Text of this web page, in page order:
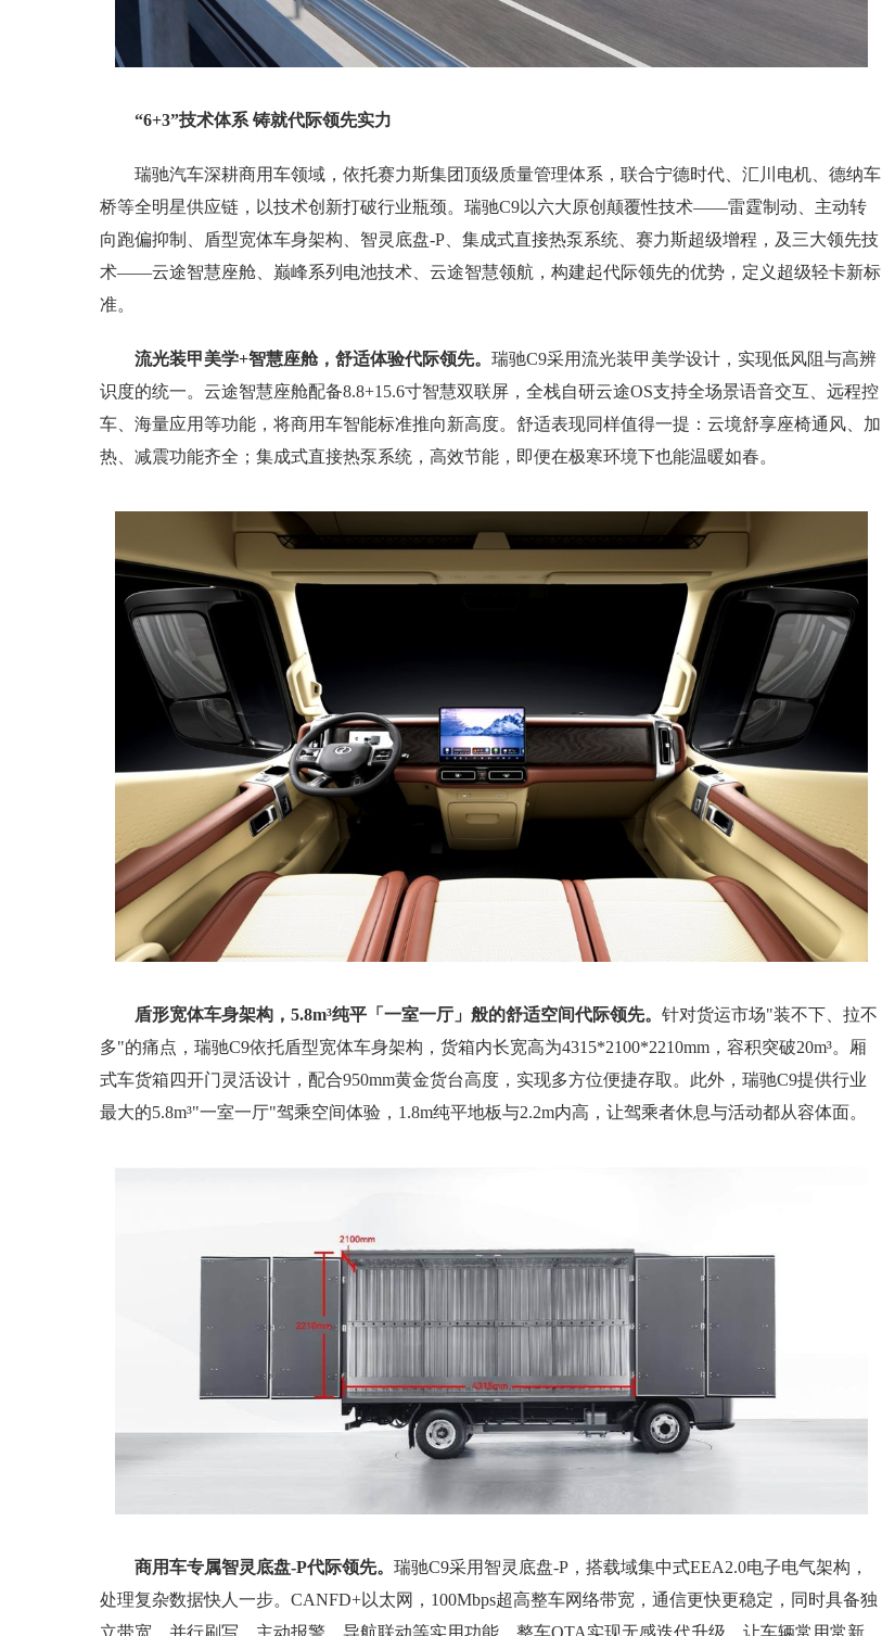
“6+3”技术体系 铸就代际领先实力
瑞驰汽车深耕商用车领域，依托赛力斯集团顶级质量管理体系，联合宁德时代、汇川电机、德纳车
桥等全明星供应链，以技术创新打破行业瓶颈。瑞驰C9以六大原创颠覆性技术——雷霆制动、主动转
向跑偏抑制、盾型宽体车身架构、智灵底盘-P、集成式直接热泵系统、赛力斯超级增程，及三大领先技
术——云途智慧座舱、巅峰系列电池技术、云途智慧领航，构建起代际领先的优势，定义超级轻卡新标
准。
流光装甲美学+智慧座舱，舒适体验代际领先。 瑞驰C9采用流光装甲美学设计，实现低风阻与高辨
识度的统一。云途智慧座舱配备8.8+15.6寸智慧双联屏，全栈自研云途OS支持全场景语音交互、远程控
车、海量应用等功能，将商用车智能标准推向新高度。舒适表现同样值得一提：云境舒享座椅通风、加
热、减震功能齐全；集成式直接热泵系统，高效节能，即便在极寒环境下也能温暖如春。
盾形宽体车身架构，5.8m³纯平「一室一厅」般的舒适空间代际领先。 针对货运市场"装不下、拉不
多"的痛点，瑞驰C9依托盾型宽体车身架构，货箱内长宽高为4315*2100*2210mm，容积突破20m³。厢
式车货箱四开门灵活设计，配合950mm黄金货台高度，实现多方位便捷存取。此外，瑞驰C9提供行业
最大的5.8m³"一室一厅"驾乘空间体验，1.8m纯平地板与2.2m内高，让驾乘者休息与活动都从容体面。
商用车专属智灵底盘-P代际领先。 瑞驰C9采用智灵底盘-P，搭载域集中式EEA2.0电子电气架构，
处理复杂数据快人一步。CANFD+以太网，100Mbps超高整车网络带宽，通信更快更稳定，同时具备独